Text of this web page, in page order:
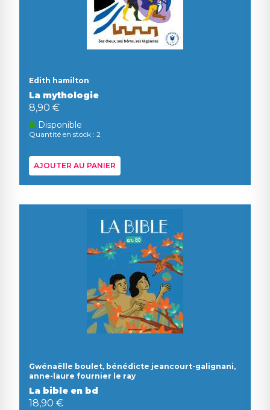
Edith hamilton
La mythologie
8,90 €
Disponible
Quantité en stock : 2
AJOUTER AU PANIER
Gwénaëlle boulet, bénédicte jeancourt-galignani,
anne-laure fournier le ray
La bible en bd
18,90 €